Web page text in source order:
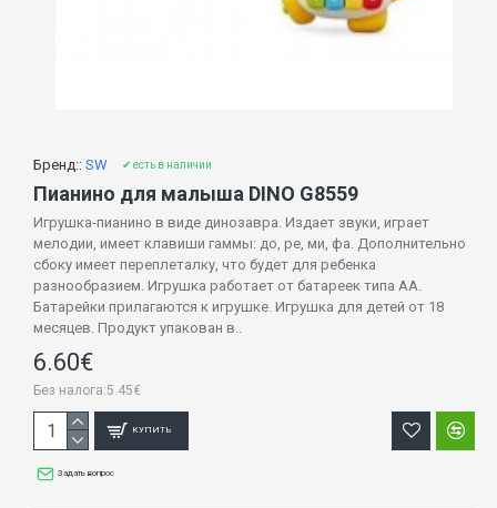
Бренд:: SW ✔ есть в наличии
Пианино для малыша DINO G8559
Игрушка-пианино в виде динозавра. Издает звуки, играет
мелодии, имеет клавиши гаммы: до, ре, ми, фа. Дополнительно
сбоку имеет переплеталку, что будет для ребенка
разнообразием. Игрушка работает от батареек типа AA.
Батарейки прилагаются к игрушке. Игрушка для детей от 18
месяцев. Продукт упакован в..
6.60€
Без налога:5.45€
КУПИТЬ
Задать вопрос